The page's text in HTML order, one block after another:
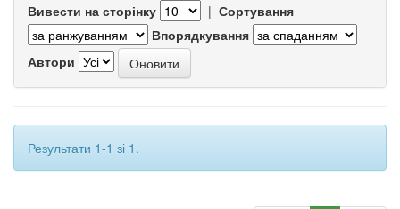
Вивести на сторінку | Сортування
Впорядкування
Автори
Результати 1-1 зі 1.